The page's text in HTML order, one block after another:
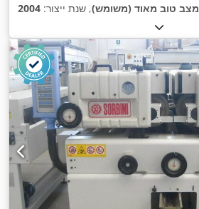
מצב טוב מאוד (משומש), שנת ייצור: 2004